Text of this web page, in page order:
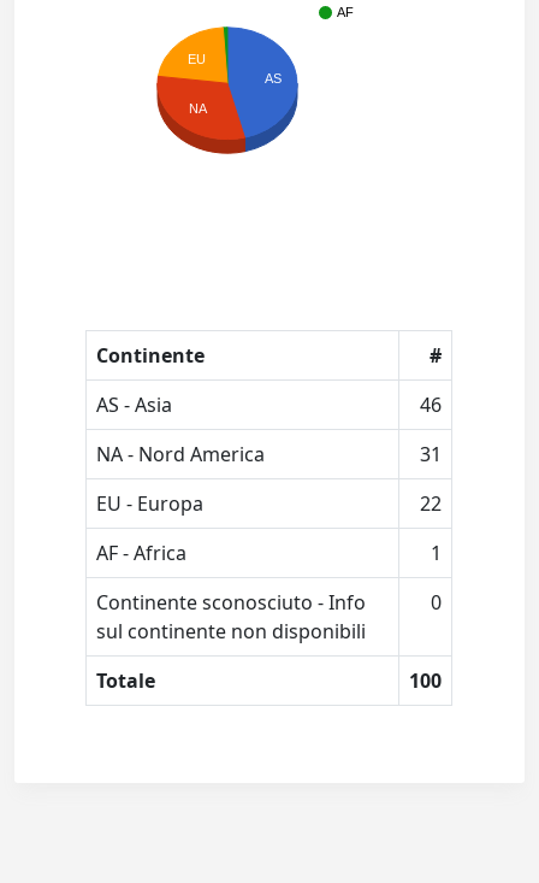
AF
AS
EU
NA
Continente
#
AS - Asia
46
NA - Nord America
31
EU - Europa
22
AF - Africa
1
Continente sconosciuto - Info
sul continente non disponibili
0
Totale 100